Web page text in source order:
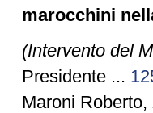
marocchini
(Intervento del
Presidente ...
Maroni Roberto,